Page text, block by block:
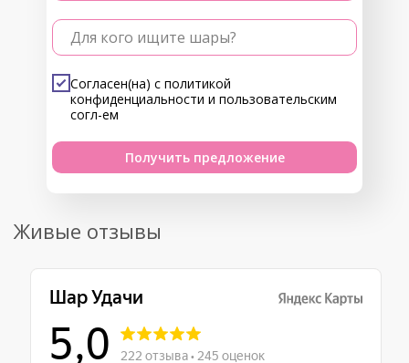
Для кого ищите шары?
Согласен(на) с политикой
конфиденциальности и пользовательским
согл-ем
Получить предложение
Живые отзывы